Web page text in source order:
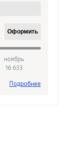
Оформить
ноябрь
16 633
Подробнее